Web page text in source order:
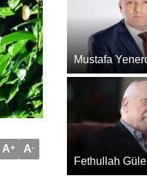
A+ A-
Mustafa
Fethullah